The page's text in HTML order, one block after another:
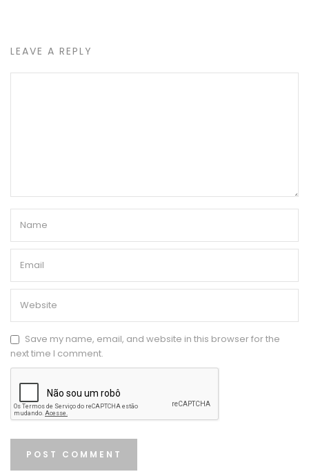
LEAVE A REPLY
Save my name, email, and website in this browser for the
next time I comment.